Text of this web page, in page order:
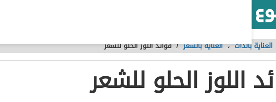
العناية بالذات،العناية بالشعر /فوائد اللوز الحلو للشعر
اللوز الحلو للشعر